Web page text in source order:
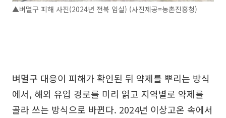
▲벼멸구 피해 사진(2024년 전북 임실) (사진제공=농촌진흥청)
벼멸구 대응이 피해가 확인된 뒤 약제를 뿌리는 방식
에서, 해외 유입 경로를 미리 읽고 지역별로 약제를
골라 쓰는 방식으로 바뀐다. 2024년 이상고온 속에서